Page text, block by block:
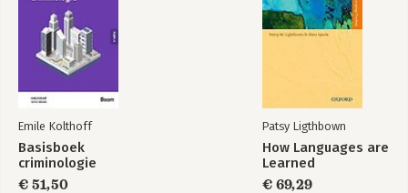
Emile Kolthoff
Basisboek
criminologie
€ 51,50
Patsy Ligthbown
How Languages are
Learned
€ 69,29